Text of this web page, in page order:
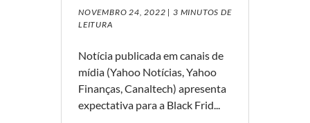
NOVEMBRO 24, 2022 | 3 MINUTOS DE
LEITURA
Notícia publicada em canais de
mídia (Yahoo Notícias, Yahoo
Finanças, Canaltech) apresenta
expectativa para a Black Frid...